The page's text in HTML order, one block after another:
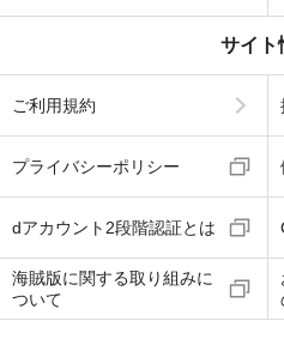
サイト
ご利用規約
プライバシーポリシー
dアカウント2段階認証とは
海賊版に関する取り組みに
ついて